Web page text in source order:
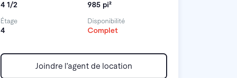
4 1/2 985 pi²
Étage
4
Disponibilité
Complet
Joindre l’agent de location